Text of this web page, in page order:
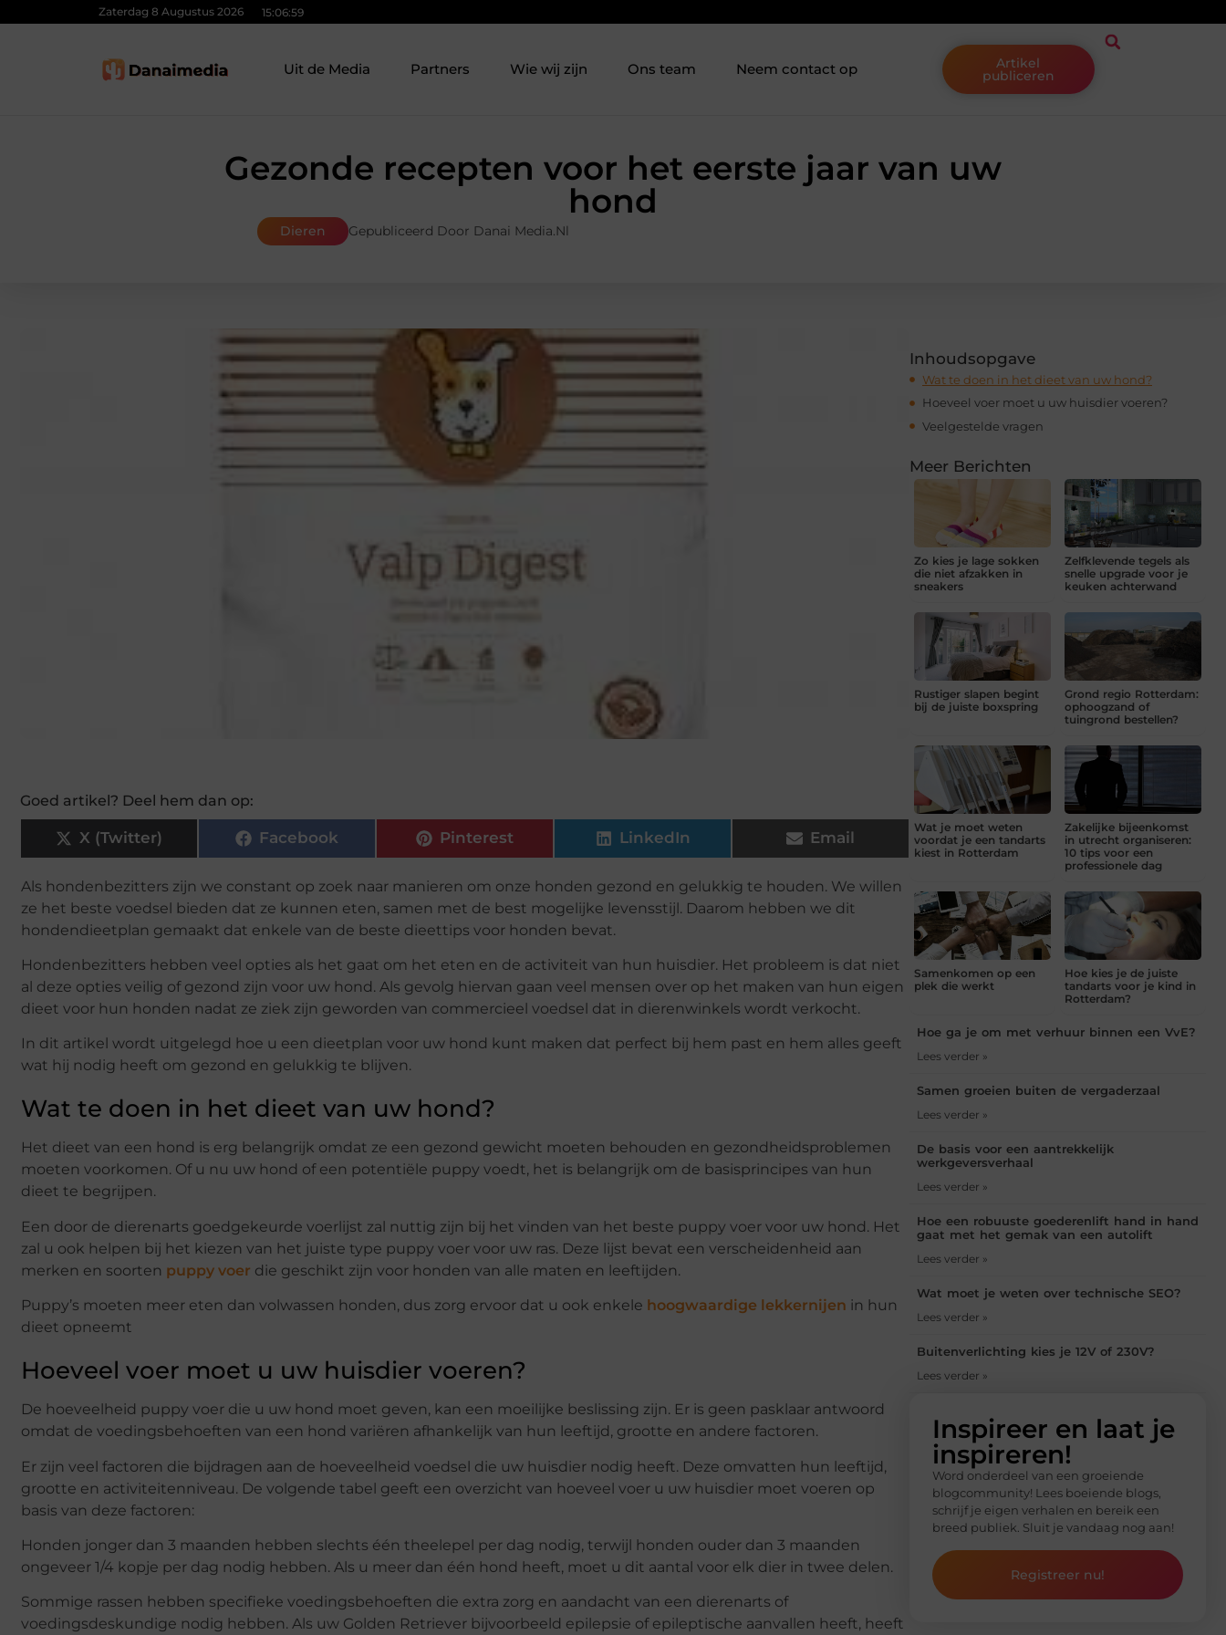
Zaterdag 8 Augustus 2026 15:07:00
Uit de Media Partners Wie wij zijn Ons team Neem contact op Artikel
publiceren
Gezonde recepten voor het eerste jaar van uw
hond
Dieren Gepubliceerd Door Danai Media.nl
Goed artikel? Deel hem dan op:
X (Twitter) Facebook Pinterest LinkedIn Email
Als hondenbezitters zijn we constant op zoek naar manieren om onze honden gezond en gelukkig te houden. We willen
ze het beste voedsel bieden dat ze kunnen eten, samen met de best mogelijke levensstijl. Daarom hebben we dit
hondendieetplan gemaakt dat enkele van de beste dieettips voor honden bevat.
Hondenbezitters hebben veel opties als het gaat om het eten en de activiteit van hun huisdier. Het probleem is dat niet
al deze opties veilig of gezond zijn voor uw hond. Als gevolg hiervan gaan veel mensen over op het maken van hun eigen
dieet voor hun honden nadat ze ziek zijn geworden van commercieel voedsel dat in dierenwinkels wordt verkocht.
In dit artikel wordt uitgelegd hoe u een dieetplan voor uw hond kunt maken dat perfect bij hem past en hem alles geeft
wat hij nodig heeft om gezond en gelukkig te blijven.
Wat te doen in het dieet van uw hond?
Het dieet van een hond is erg belangrijk omdat ze een gezond gewicht moeten behouden en gezondheidsproblemen
moeten voorkomen. Of u nu uw hond of een potentiële puppy voedt, het is belangrijk om de basisprincipes van hun
dieet te begrijpen.
Een door de dierenarts goedgekeurde voerlijst zal nuttig zijn bij het vinden van het beste puppy voer voor uw hond. Het
zal u ook helpen bij het kiezen van het juiste type puppy voer voor uw ras. Deze lijst bevat een verscheidenheid aan
merken en soorten puppy voer die geschikt zijn voor honden van alle maten en leeftijden.
Puppy’s moeten meer eten dan volwassen honden, dus zorg ervoor dat u ook enkele hoogwaardige lekkernijen in hun
dieet opneemt
Hoeveel voer moet u uw huisdier voeren?
De hoeveelheid puppy voer die u uw hond moet geven, kan een moeilijke beslissing zijn. Er is geen pasklaar antwoord
omdat de voedingsbehoeften van een hond variëren afhankelijk van hun leeftijd, grootte en andere factoren.
Er zijn veel factoren die bijdragen aan de hoeveelheid voedsel die uw huisdier nodig heeft. Deze omvatten hun leeftijd,
grootte en activiteitenniveau. De volgende tabel geeft een overzicht van hoeveel voer u uw huisdier moet voeren op
basis van deze factoren:
Honden jonger dan 3 maanden hebben slechts één theelepel per dag nodig, terwijl honden ouder dan 3 maanden
ongeveer 1/4 kopje per dag nodig hebben. Als u meer dan één hond heeft, moet u dit aantal voor elk dier in twee delen.
Sommige rassen hebben specifieke voedingsbehoeften die extra zorg en aandacht van een dierenarts of
voedingsdeskundige nodig hebben. Als uw Golden Retriever bijvoorbeeld epilepsie of epileptische aanvallen heeft, heeft
Inhoudsopgave
Wat te doen in het dieet van uw hond?
Hoeveel voer moet u uw huisdier voeren?
Veelgestelde vragen
Meer Berichten
Zo kies je lage sokken
die niet afzakken in
sneakers
Zelfklevende tegels als
snelle upgrade voor je
keuken achterwand
Rustiger slapen begint
bij de juiste boxspring
Grond regio Rotterdam:
ophoogzand of
tuingrond bestellen?
Wat je moet weten
voordat je een tandarts
kiest in Rotterdam
Zakelijke bijeenkomst
in utrecht organiseren:
10 tips voor een
professionele dag
Samenkomen op een
plek die werkt
Hoe kies je de juiste
tandarts voor je kind in
Rotterdam?
Hoe ga je om met verhuur binnen een VvE?
Lees verder »
Samen groeien buiten de vergaderzaal
Lees verder »
De basis voor een aantrekkelijk
werkgeversverhaal
Lees verder »
Hoe een robuuste goederenlift hand in hand
gaat met het gemak van een autolift
Lees verder »
Wat moet je weten over technische SEO?
Lees verder »
Buitenverlichting kies je 12V of 230V?
Lees verder »
Inspireer en laat je
inspireren!
Word onderdeel van een groeiende
blogcommunity! Lees boeiende blogs,
schrijf je eigen verhalen en bereik een
breed publiek. Sluit je vandaag nog aan!
Registreer nu!